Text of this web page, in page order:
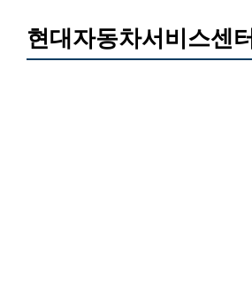
현대자동차서비스센